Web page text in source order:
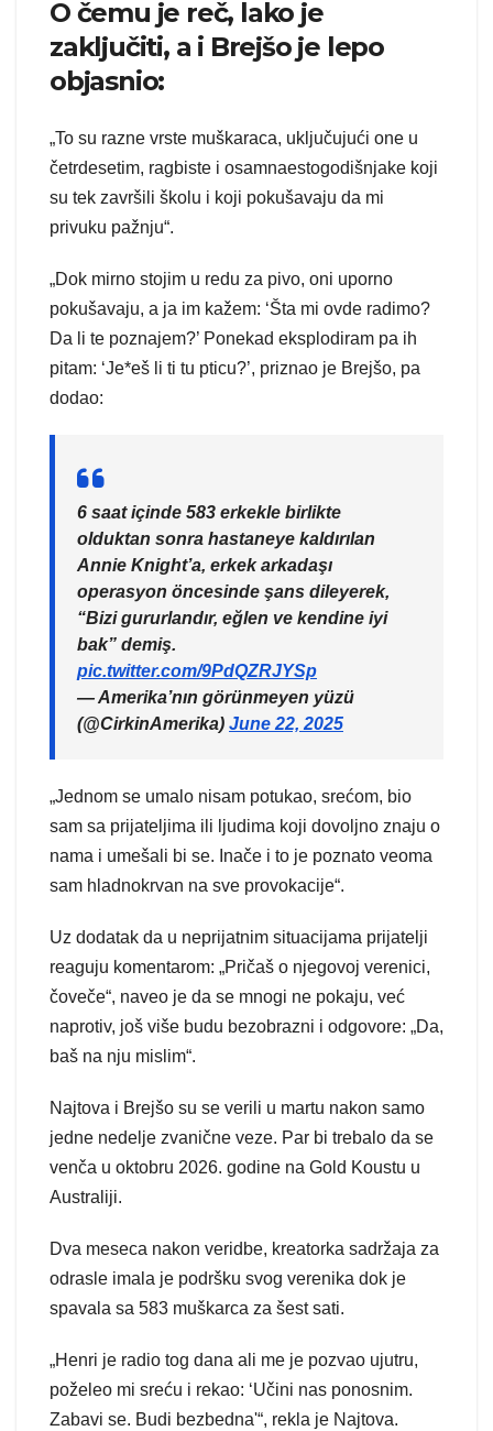
O čemu je reč, lako je
zaključiti, a i Brejšo je lepo
objasnio:
„To su razne vrste muškaraca, uključujući one u
četrdesetim, ragbiste i osamnaestogodišnjake koji
su tek završili školu i koji pokušavaju da mi
privuku pažnju“.
„Dok mirno stojim u redu za pivo, oni uporno
pokušavaju, a ja im kažem: ‘Šta mi ovde radimo?
Da li te poznajem?’ Ponekad eksplodiram pa ih
pitam: ‘Je*eš li ti tu pticu?’, priznao je Brejšo, pa
dodao:
6 saat içinde 583 erkekle birlikte
olduktan sonra hastaneye kaldırılan
Annie Knight’a, erkek arkadaşı
operasyon öncesinde şans dileyerek,
“Bizi gururlandır, eğlen ve kendine iyi
bak” demiş.
pic.twitter.com/9PdQZRJYSp
— Amerika’nın görünmeyen yüzü
(@CirkinAmerika) June 22, 2025
„Jednom se umalo nisam potukao, srećom, bio
sam sa prijateljima ili ljudima koji dovoljno znaju o
nama i umešali bi se. Inače i to je poznato veoma
sam hladnokrvan na sve provokacije“.
Uz dodatak da u neprijatnim situacijama prijatelji
reaguju komentarom: „Pričaš o njegovoj verenici,
čoveče“, naveo je da se mnogi ne pokaju, već
naprotiv, još više budu bezobrazni i odgovore: „Da,
baš na nju mislim“.
Najtova i Brejšo su se verili u martu nakon samo
jedne nedelje zvanične veze. Par bi trebalo da se
venča u oktobru 2026. godine na Gold Koustu u
Australiji.
Dva meseca nakon veridbe, kreatorka sadržaja za
odrasle imala je podršku svog verenika dok je
spavala sa 583 muškarca za šest sati.
„Henri je radio tog dana ali me je pozvao ujutru,
poželeo mi sreću i rekao: ‘Učini nas ponosnim.
Zabavi se. Budi bezbedna'“, rekla je Najtova.